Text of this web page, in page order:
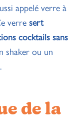
appelé verre à
verre sert
cocktails sans
shaker ou un
de la